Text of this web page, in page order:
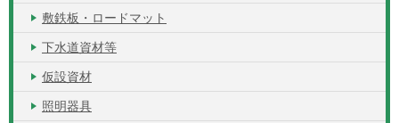
敷鉄板・ロードマット
下水道資材等
仮設資材
照明器具